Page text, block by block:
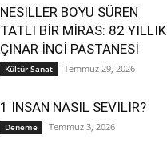
NESİLLER BOYU SÜREN
TATLI BİR MİRAS: 82 YILLIK
ÇINAR İNCİ PASTANESİ
Kültür-Sanat Temmuz 29, 2026
1 İNSAN NASIL SEVİLİR?
Deneme Temmuz 3, 2026